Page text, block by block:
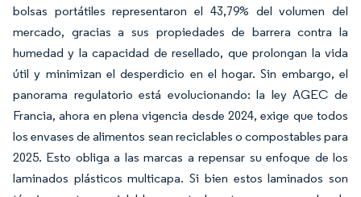
bolsas portátiles representaron el 43,79% del volumen del
mercado, gracias a sus propiedades de barrera contra la
humedad y la capacidad de resellado, que prolongan la vida
útil y minimizan el desperdicio en el hogar. Sin embargo, el
panorama regulatorio está evolucionando: la ley AGEC de
Francia, ahora en plena vigencia desde 2024, exige que todos
los envases de alimentos sean reciclables o compostables para
2025. Esto obliga a las marcas a repensar su enfoque de los
laminados plásticos multicapa. Si bien estos laminados son